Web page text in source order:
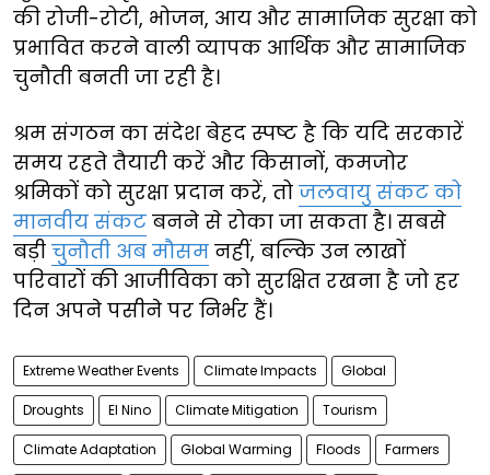
की रोजी-रोटी, भोजन, आय और सामाजिक सुरक्षा को
प्रभावित करने वाली व्यापक आर्थिक और सामाजिक
चुनौती बनती जा रही है।
श्रम संगठन का संदेश बेहद स्पष्ट है कि यदि सरकारें
समय रहते तैयारी करें और किसानों, कमजोर
श्रमिकों को सुरक्षा प्रदान करें, तो जलवायु संकट को
मानवीय संकट बनने से रोका जा सकता है। सबसे
बड़ी चुनौती अब मौसम नहीं, बल्कि उन लाखों
परिवारों की आजीविका को सुरक्षित रखना है जो हर
दिन अपने पसीने पर निर्भर हैं।
Extreme Weather Events Climate Impacts Global
Droughts El Nino Climate Mitigation Tourism
Climate Adaptation Global Warming Floods Farmers